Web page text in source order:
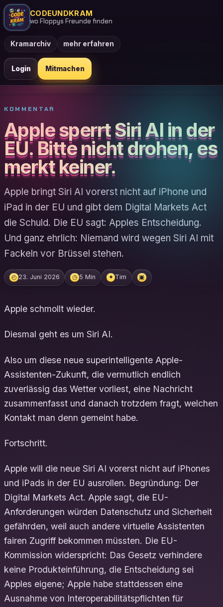
CODEUNDKRAM
wo Floppys Freunde finden
Kramarchiv mehr erfahren
Login Mitmachen
KOMMENTAR
Apple sperrt Siri AI in der
EU. Bitte nicht drohen, es
merkt keiner.
Apple bringt Siri AI vorerst nicht auf iPhone und
iPad in der EU und gibt dem Digital Markets Act
die Schuld. Die EU sagt: Apples Entscheidung.
Und ganz ehrlich: Niemand wird wegen Siri AI mit
Fackeln vor Brüssel stehen.
◴ 23. Juni 2026 ◷ 5 Min ✦ Tim ▣
Apple schmollt wieder.
Diesmal geht es um Siri AI.
Also um diese neue superintelligente Apple-
Assistenten-Zukunft, die vermutlich endlich
zuverlässig das Wetter vorliest, eine Nachricht
zusammenfasst und danach trotzdem fragt, welchen
Kontakt man denn gemeint habe.
Fortschritt.
Apple will die neue Siri AI vorerst nicht auf iPhones
und iPads in der EU ausrollen. Begründung: Der
Digital Markets Act. Apple sagt, die EU-
Anforderungen würden Datenschutz und Sicherheit
gefährden, weil auch andere virtuelle Assistenten
fairen Zugriff bekommen müssten. Die EU-
Kommission widerspricht: Das Gesetz verhindere
keine Produkteinführung, die Entscheidung sei
Apples eigene; Apple habe stattdessen eine
Ausnahme von Interoperabilitätspflichten für